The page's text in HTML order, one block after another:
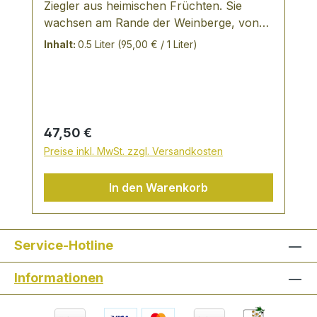
Ziegler aus heimischen Früchten. Sie
wachsen am Rande der Weinberge, von
goldener Farbe mit der typischen
Inhalt: 0.5 Liter (95,00 € / 1 Liter)
Regulärer Preis:
47,50 €
Preise inkl. MwSt. zzgl. Versandkosten
In den Warenkorb
Service-Hotline
Informationen